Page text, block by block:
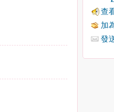
查
播 加
友 發